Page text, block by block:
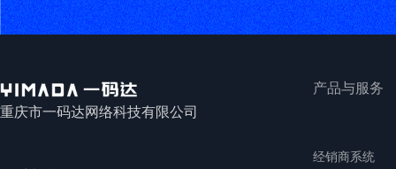
重庆市一码达网络科技有限公司
产品与服务
经销商系统